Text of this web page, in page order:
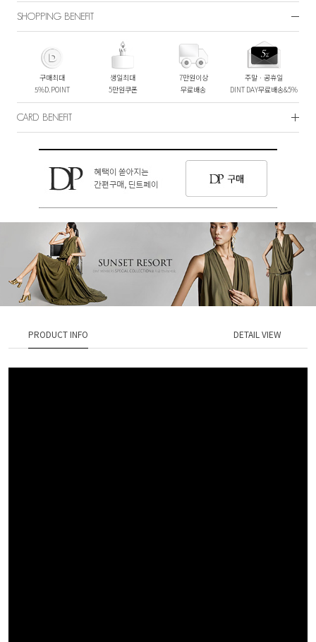
SHOPPING BENEFIT
구매최대
5%D.POINT
생일최대
5만원쿠폰
7만원이상
무료배송
주말ㆍ공휴일
DINT DAY무료배송&5%
CARD BENEFIT
PRODUCT INFO DETAIL VIEW